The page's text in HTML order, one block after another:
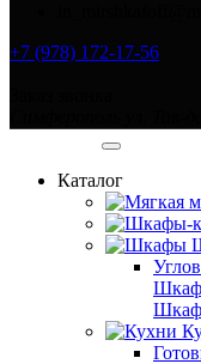
+7 (978) 172-17-56
Каталог